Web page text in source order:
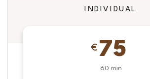
INDIVIDUAL
€ 75
60 min